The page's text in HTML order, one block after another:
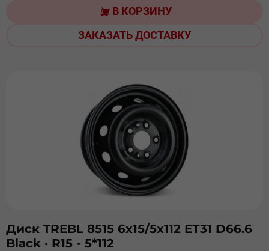
В КОРЗИНУ
ЗАКАЗАТЬ ДОСТАВКУ
Диск TREBL 8515 6х15/5х112 ЕТ31 D66.6
Black · R15 - 5*112